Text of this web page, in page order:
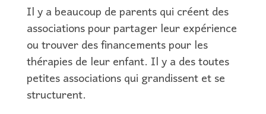
Il y a beaucoup de parents qui créent des
associations pour partager leur expérience
ou trouver des financements pour les
thérapies de leur enfant. Il y a des toutes
petites associations qui grandissent et se
structurent.